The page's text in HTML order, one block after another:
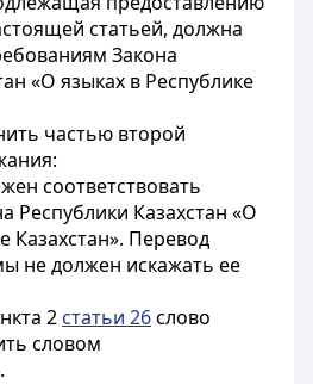
статьей, должна
Закона
«О языках в Республике
частью второй
соответствовать
Республики Казахстан «О
Казахстан». Перевод
не должен искажать ее
2 статьи 26слово
словом